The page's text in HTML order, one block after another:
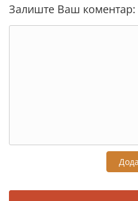
Залиште Ваш коментар: